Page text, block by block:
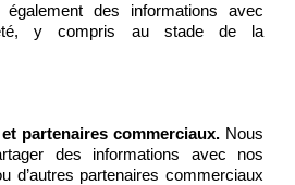
également des informations avec
y compris au stade de la
partenaires commerciaux. Nous
des informations avec nos
d’autres partenaires commerciaux